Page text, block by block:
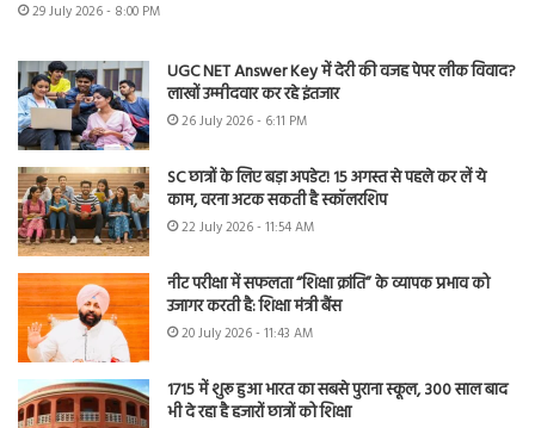
29 July 2026 - 8:00 PM
UGC NET Answer Key में देरी की वजह पेपर लीक विवाद?
लाखों उम्मीदवार कर रहे इंतजार
26 July 2026 - 6:11 PM
SC छात्रों के लिए बड़ा अपडेट! 15 अगस्त से पहले कर लें ये
काम, वरना अटक सकती है स्कॉलरशिप
22 July 2026 - 11:54 AM
नीट परीक्षा में सफलता “शिक्षा क्रांति” के व्यापक प्रभाव को
उजागर करती है: शिक्षा मंत्री बैंस
20 July 2026 - 11:43 AM
1715 में शुरू हुआ भारत का सबसे पुराना स्कूल, 300 साल बाद
भी दे रहा है हजारों छात्रों को शिक्षा